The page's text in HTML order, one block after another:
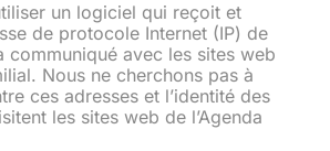
un logiciel qui reçoit et
de protocole Internet (IP) de
communiqué avec les sites web
Nous ne cherchons pas à
ces adresses et l’identité des
les sites web de l’Agenda